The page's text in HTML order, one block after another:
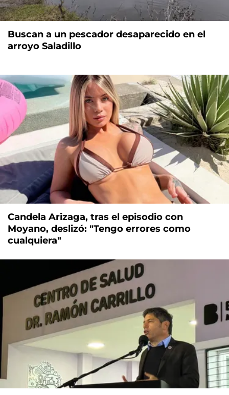
Buscan a un pescador desaparecido en el
arroyo Saladillo
Candela Arizaga, tras el episodio con
Moyano, deslizó: "Tengo errores como
cualquiera"